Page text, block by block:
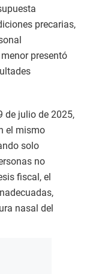
precarias,
presentó
de julio de 2025,
el mismo
solo
no
fiscal, el
nasal del